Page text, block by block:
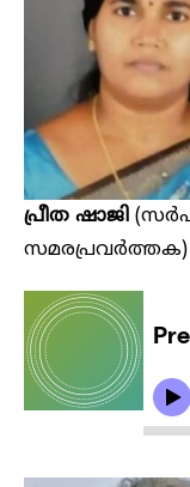
പ്രീത ഷാജി
സമരപ്രവർത്തക)